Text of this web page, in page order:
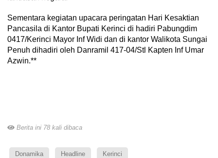
Sementara kegiatan upacara peringatan Hari Kesaktian
Pancasila di Kantor Bupati Kerinci di hadiri Pabungdim
0417/Kerinci Mayor Inf Widi dan di kantor Walikota Sungai
Penuh dihadiri oleh Danramil 417-04/Stl Kapten Inf Umar
Azwin.**
Berita ini 78 kali dibaca
Donamika Headline Kerinci